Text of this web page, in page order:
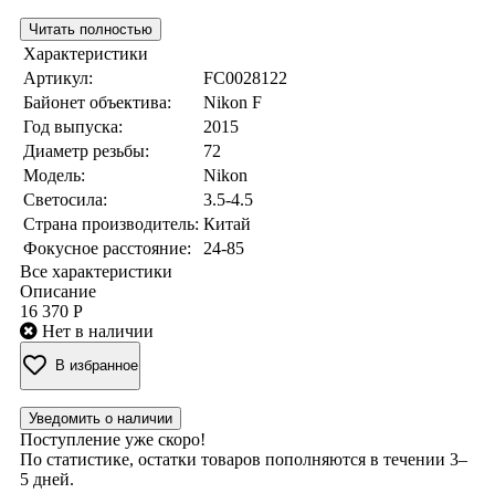
Читать полностью
Характеристики
Артикул:
FC0028122
Байонет объектива:
Nikon F
Год выпуска:
2015
Диаметр резьбы:
72
Модель:
Nikon
Светосила:
3.5-4.5
Страна производитель: Китай
Фокусное расстояние:
24-85
Все характеристики
Описание
16 370 Р
Нет в наличии
В избранное
Уведомить о наличии
Поступление уже скоро!
По статистике, остатки товаров пополняются в течении 3–
5 дней.